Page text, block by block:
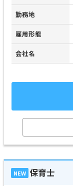
勤務地
雇用形態
会社名
NEW 保育士